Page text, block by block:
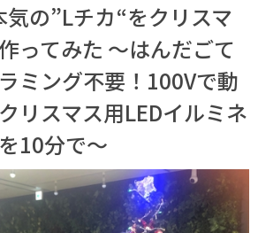
の”Lチカ“をクリスマ
ってみた 〜はんだごて
ミング不要！100Vで動
リスマス用LEDイルミネ
10分で〜